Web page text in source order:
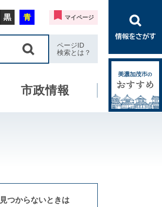
黒 青 マイページ
ページID
検索とは？
市政情報
見つからないときは